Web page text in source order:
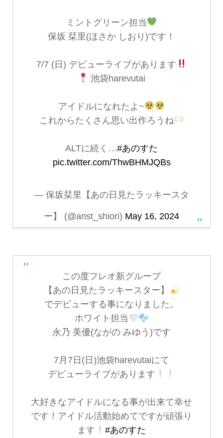
ミントグリーン担当
保坂 栞里(ほさか しおり)です！
7/7 (日) デビューライブがあります
池袋harevutai
アイドルになれたよ~
これからたくさん思い出作ろうね
ALTに続く…#あのすた
pic.twitter.com/ThwBHMJQBs
— 保坂栞里【あの日見たラッキースタ
ー】 (@anst_shiori) May 16, 2024
この度フレオ新グループ
【あの日見たラッキースター】
でデビューする事になりました。
ホワイト担当
永乃 美優(ながの みゆう)です
7月7日(日)池袋harevutaiにて
デビューライブがあります
大好きなアイドルになる事が出来て幸せ
です！アイドル活動始めてですが頑張り
ます
#あのすた